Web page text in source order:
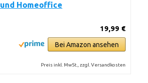
und Homeoffice
19,99 €
Bei Amazon ansehen
Preis inkl. MwSt., zzgl. Versandkosten